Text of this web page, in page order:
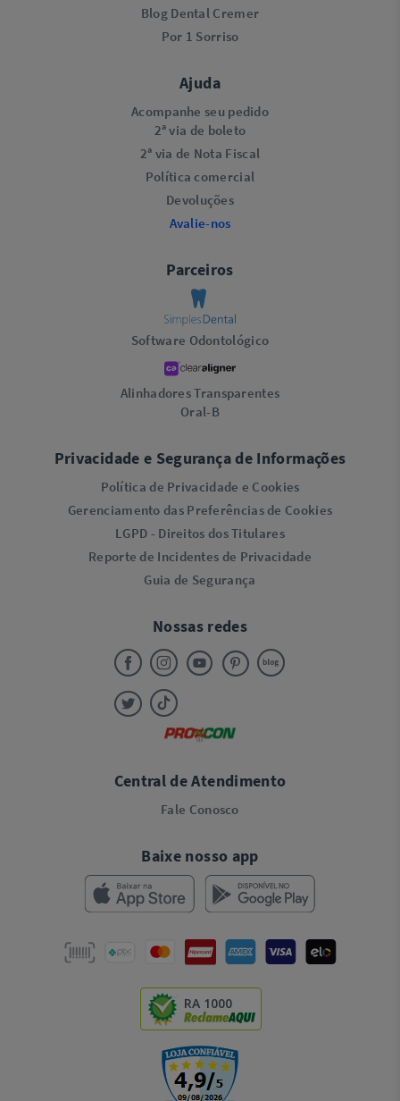
Blog Dental Cremer
Por 1 Sorriso
Ajuda
Acompanhe seu pedido
2ª via de boleto
2ª via de Nota Fiscal
Política comercial
Devoluções
Avalie-nos
Parceiros
Software Odontológico
Alinhadores Transparentes
Oral-B
Privacidade e Segurança de Informações
Política de Privacidade e Cookies
Gerenciamento das Preferências de Cookies
LGPD - Direitos dos Titulares
Reporte de Incidentes de Privacidade
Guia de Segurança
Nossas redes
Central de Atendimento
Fale Conosco
Baixe nosso app
RA 1000